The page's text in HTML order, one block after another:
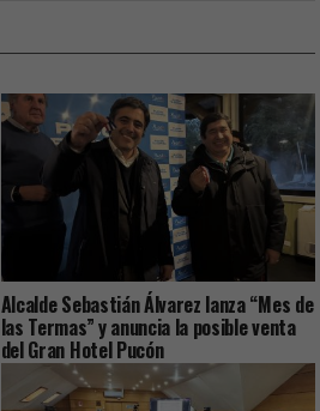
Alcalde Sebastián Álvarez lanza “Mes de
las Termas” y anuncia la posible venta
del Gran Hotel Pucón